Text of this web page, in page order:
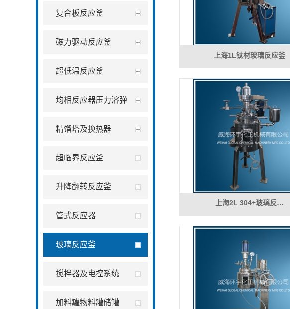
复合板反应釜
磁力驱动反应釜
超低温反应釜
均相反应器压力溶弹
精馏塔及换热器
超临界反应釜
升降翻转反应釜
管式反应器
玻璃反应釜
搅拌器及电控系统
加料罐物料罐储罐
上海1L钛材玻璃反应釜
上海2L 304+玻璃反…